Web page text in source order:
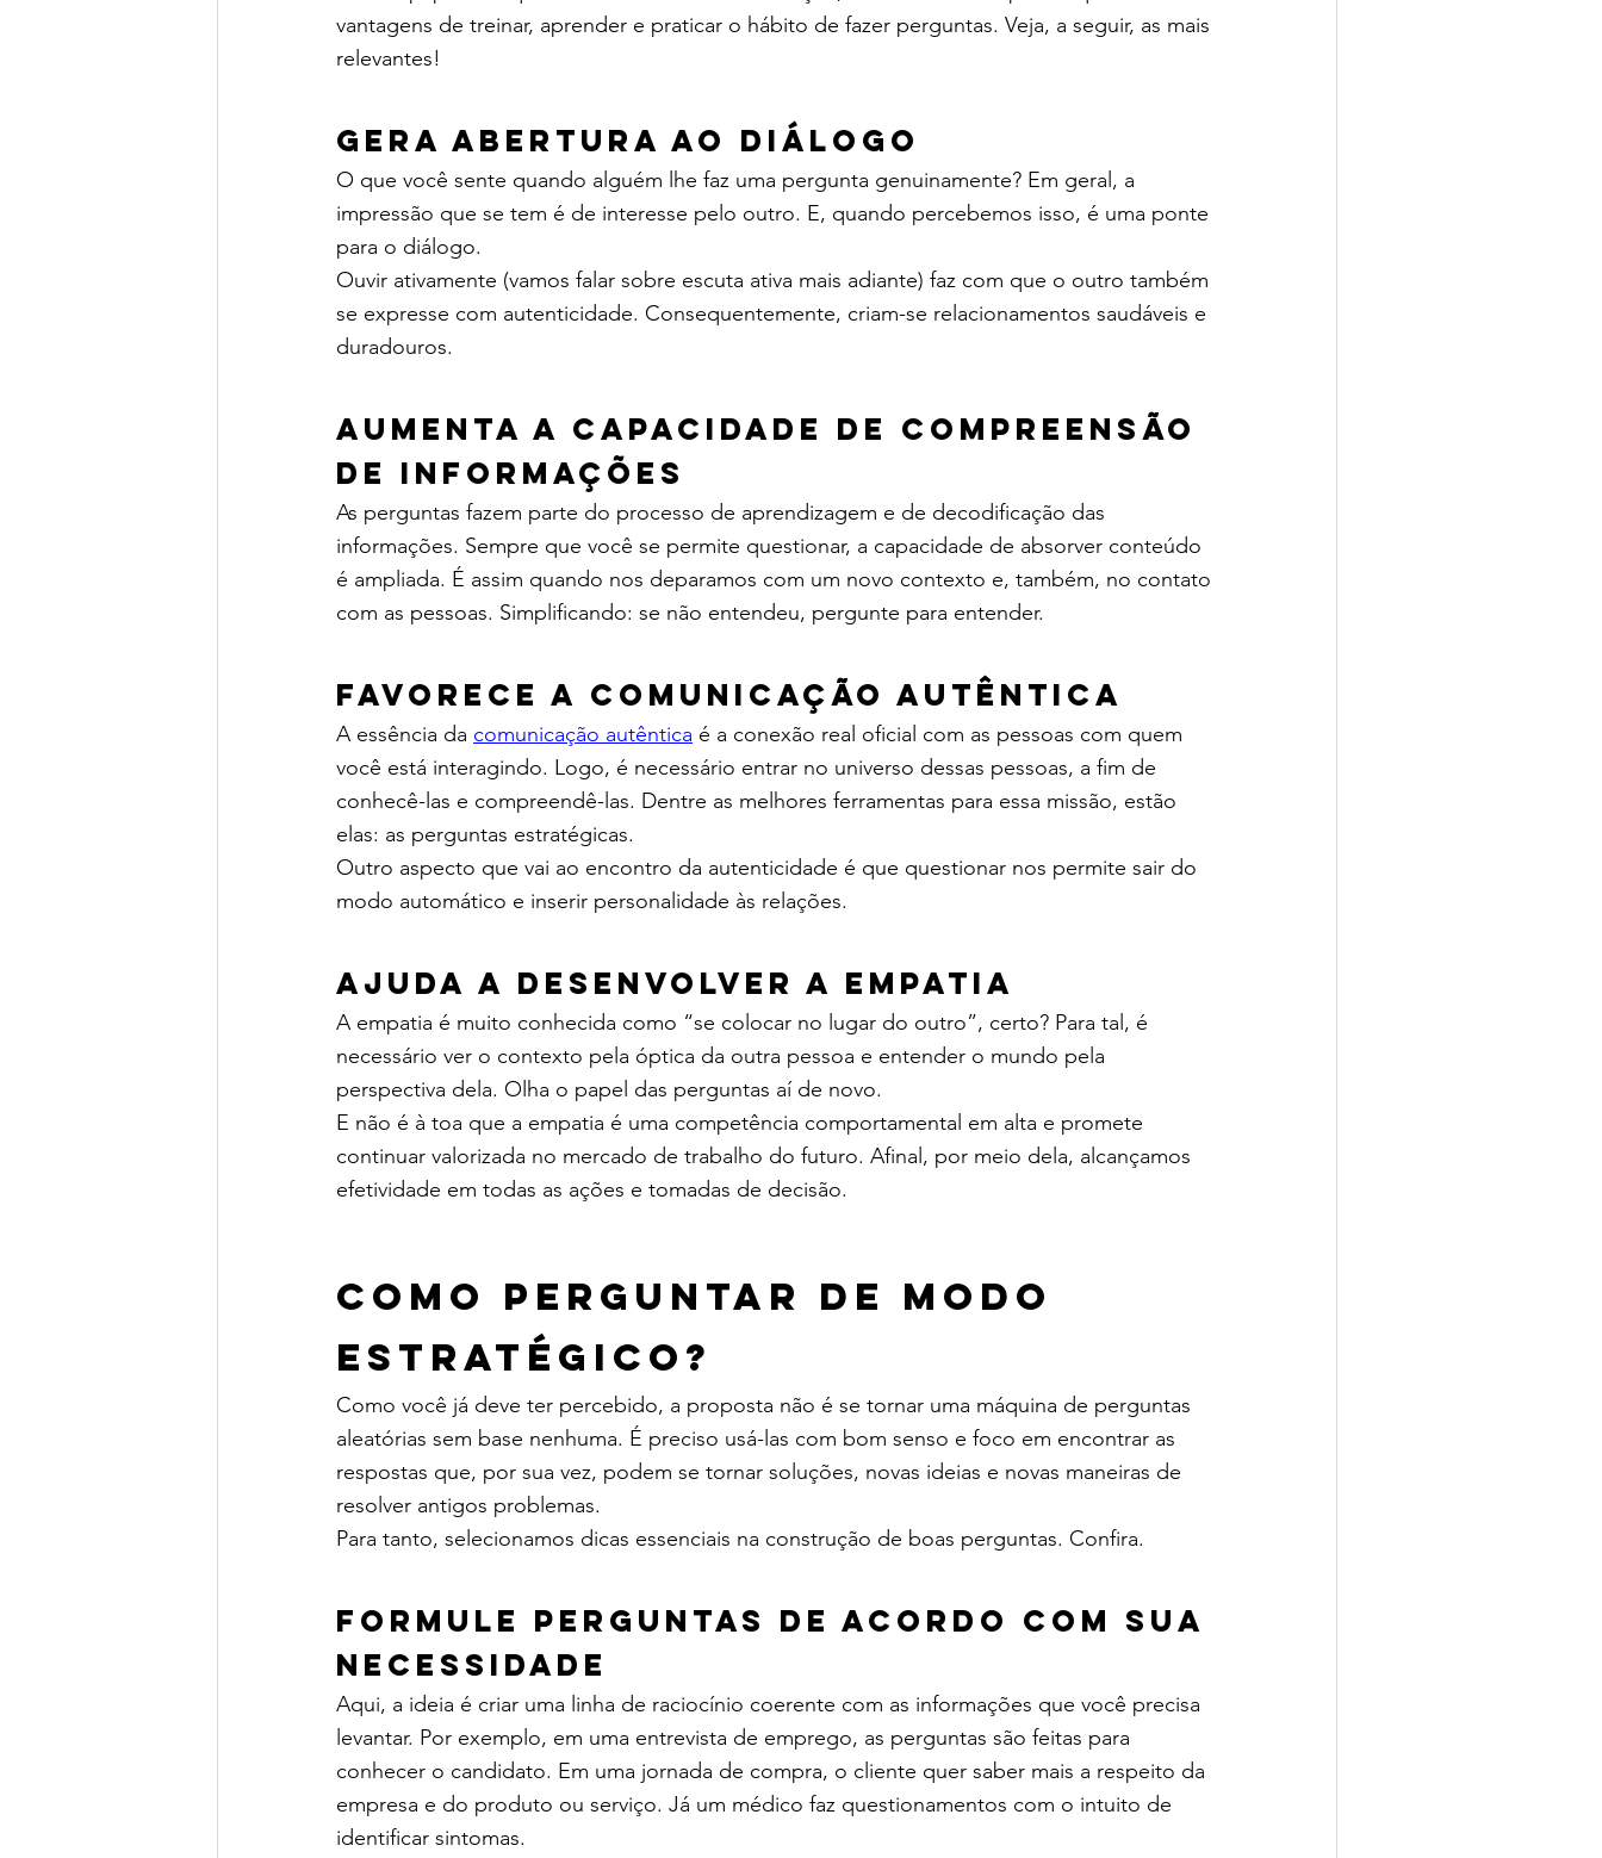
vantagens de treinar, aprender e praticar o hábito de fazer perguntas. Veja, a seguir, as mais
relevantes!
Gera abertura ao diálogo
O que você sente quando alguém lhe faz uma pergunta genuinamente? Em geral, a
impressão que se tem é de interesse pelo outro. E, quando percebemos isso, é uma ponte
para o diálogo.
Ouvir ativamente (vamos falar sobre escuta ativa mais adiante) faz com que o outro também
se expresse com autenticidade. Consequentemente, criam-se relacionamentos saudáveis e
duradouros.
Aumenta a capacidade de compreensão
de informações
As perguntas fazem parte do processo de aprendizagem e de decodificação das
informações. Sempre que você se permite questionar, a capacidade de absorver conteúdo
é ampliada. É assim quando nos deparamos com um novo contexto e, também, no contato
com as pessoas. Simplificando: se não entendeu, pergunte para entender.
Favorece a comunicação autêntica
A essência da comunicação autêntica é a conexão real oficial com as pessoas com quem
você está interagindo. Logo, é necessário entrar no universo dessas pessoas, a fim de
conhecê-las e compreendê-las. Dentre as melhores ferramentas para essa missão, estão
elas: as perguntas estratégicas.
Outro aspecto que vai ao encontro da autenticidade é que questionar nos permite sair do
modo automático e inserir personalidade às relações.
Ajuda a desenvolver a empatia
A empatia é muito conhecida como “se colocar no lugar do outro”, certo? Para tal, é
necessário ver o contexto pela óptica da outra pessoa e entender o mundo pela
perspectiva dela. Olha o papel das perguntas aí de novo.
E não é à toa que a empatia é uma competência comportamental em alta e promete
continuar valorizada no mercado de trabalho do futuro. Afinal, por meio dela, alcançamos
efetividade em todas as ações e tomadas de decisão.
Como perguntar de modo
estratégico?
Como você já deve ter percebido, a proposta não é se tornar uma máquina de perguntas
aleatórias sem base nenhuma. É preciso usá-las com bom senso e foco em encontrar as
respostas que, por sua vez, podem se tornar soluções, novas ideias e novas maneiras de
resolver antigos problemas.
Para tanto, selecionamos dicas essenciais na construção de boas perguntas. Confira.
Formule perguntas de acordo com sua
necessidade
Aqui, a ideia é criar uma linha de raciocínio coerente com as informações que você precisa
levantar. Por exemplo, em uma entrevista de emprego, as perguntas são feitas para
conhecer o candidato. Em uma jornada de compra, o cliente quer saber mais a respeito da
empresa e do produto ou serviço. Já um médico faz questionamentos com o intuito de
identificar sintomas.